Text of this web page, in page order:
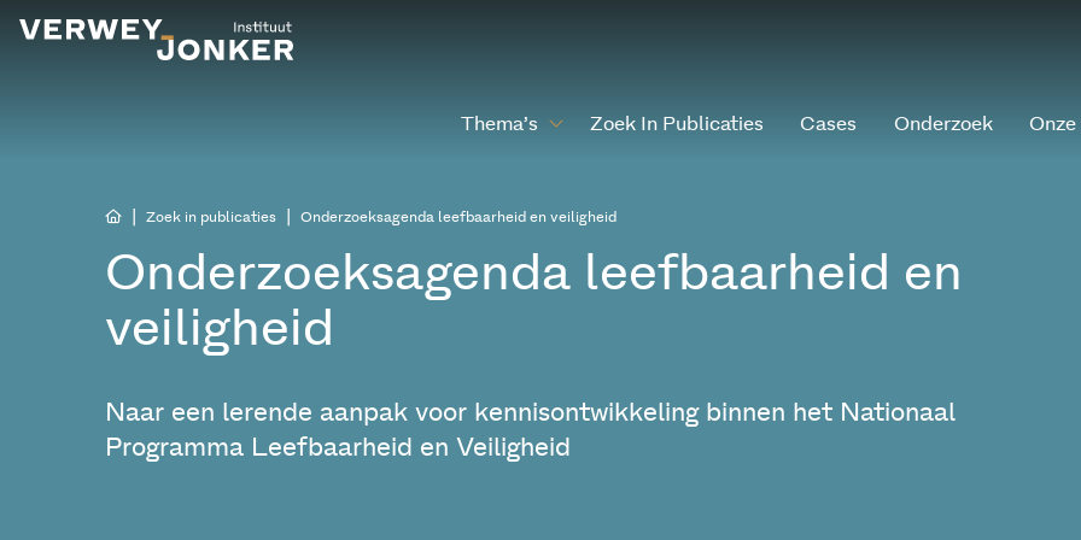
Thema’s Zoek In Publicaties Cases Onderzoek
Zoek in publicaties Onderzoeksagenda leefbaarheid en veiligheid
Onderzoeksagenda leefbaarheid en
veiligheid
Naar een lerende aanpak voor kennisontwikkeling binnen het Nationaal
Programma Leefbaarheid en Veiligheid